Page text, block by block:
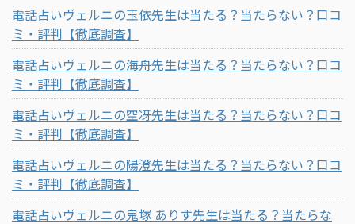
電話占いヴェルニの玉依先生は当たる？当たらない？口コ
ミ・評判【徹底調査】
電話占いヴェルニの海舟先生は当たる？当たらない？口コ
ミ・評判【徹底調査】
電話占いヴェルニの空冴先生は当たる？当たらない？口コ
ミ・評判【徹底調査】
電話占いヴェルニの陽澄先生は当たる？当たらない？口コ
ミ・評判【徹底調査】
電話占いヴェルニの鬼塚 ありす先生は当たる？当たらな